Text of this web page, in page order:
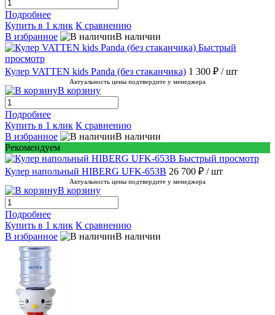
Подробнее
Купить в 1 клик К сравнению
В избранное
В наличии
Быстрый
просмотр
Кулер VATTEN kids Panda (без стаканчика) 1 300 ₽ / шт
Актуальность цены подтвердите у менеджера
В корзину
Подробнее
Купить в 1 клик К сравнению
В избранное
В наличии
Рекомендуем
Быстрый просмотр
Кулер напольный HIBERG UFK-653B 26 700 ₽ / шт
Актуальность цены подтвердите у менеджера
В корзину
Подробнее
Купить в 1 клик К сравнению
В избранное
В наличии